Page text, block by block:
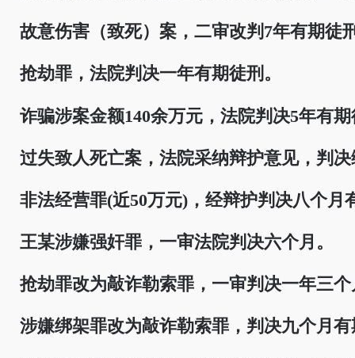
故意伤害（致死）案，二审改判7年有期徒
抢劫罪，法院判决一年有期徒刑。
诈骗涉案金额140余万元，法院判决5年有
过失致人死亡案，法院采纳辩护意见，判
非法经营罪(近50万元)，经辩护判决八个月
王某涉嫌强奸罪，一审法院判决六个月。
抢劫罪改为敲诈勒索罪，一审判决一年三个
涉嫌绑架罪改为敲诈勒索罪，判决九个月